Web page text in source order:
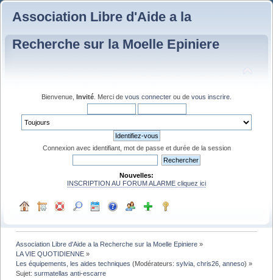
Association Libre d'Aide a la
Recherche sur la Moelle Epiniere
Bienvenue, Invité . Merci de vous connecter ou de vous inscrire
Connexion avec identifiant, mot de passe et durée de la session
Nouvelles:
INSCRIPTION AU FORUM ALARME cliquez ici
Association Libre d'Aide a la Recherche sur la Moelle Epiniere »
LA VIE QUOTIDIENNE »
Les équipements, les aides techniques (Modérateurs:sylvia ,chris26 ,anneso) »
Sujet:surmatellas anti-escarre